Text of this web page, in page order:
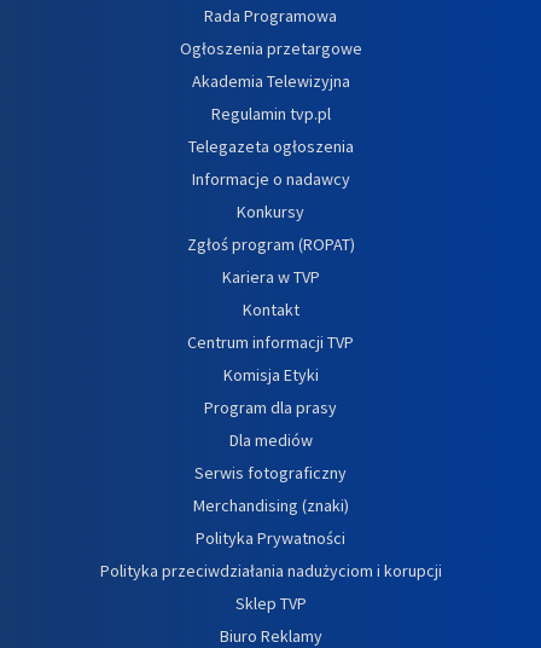
Rada Programowa
Ogłoszenia przetargowe
Akademia Telewizyjna
Regulamin tvp.pl
Telegazeta ogłoszenia
Informacje o nadawcy
Konkursy
Zgłoś program (ROPAT)
Kariera w TVP
Kontakt
Centrum informacji TVP
Komisja Etyki
Program dla prasy
Dla mediów
Serwis fotograficzny
Merchandising (znaki)
Polityka Prywatności
Polityka przeciwdziałania nadużyciom i korupcji
Sklep TVP
Biuro Reklamy